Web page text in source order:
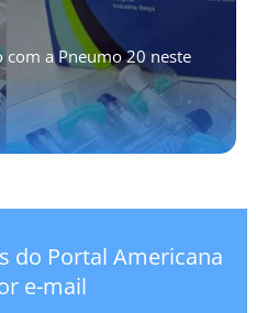
com a Pneumo 20 neste
do Portal Americana
e-mail